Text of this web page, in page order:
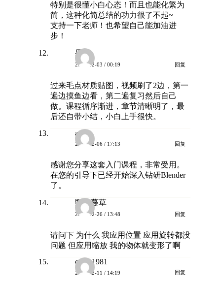
特别是很懂小白心态！而且也能化繁为
简，这种化简总结的功力很了不起~
支持一下老师！也希望自己能加油进
步！
果冻
2023-12-03 / 00:19 回复
过来毛点材质贴图，视频刷了2边，第一
遍边摸鱼边看，第二遍复习然后自己
做。课程循序渐进，章节清晰明了，最
后还自带小结，小白上手很快。
anka
2023-12-06 / 17:13 回复
感谢您分享这套入门课程，非常受用。
在您的引导下已经开始深入钻研Blender
了。
野有蔓草
2023-12-26 / 13:48 回复
请问下 为什么 我应用位置 应用旋转都没
问题 但应用缩放 我的物体就变形了啊
cowe1981
2024-02-11 / 14:19 回复